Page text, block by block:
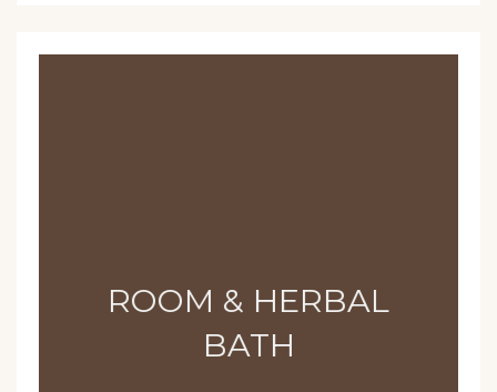
ROOM & HERBAL
BATH